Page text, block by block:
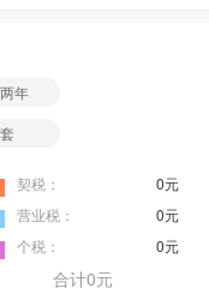
年
0元
契税：
0元
营业税：
0元
个税：
合计0元